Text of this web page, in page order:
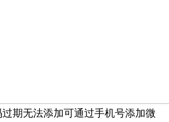
过期无法添加可通过手机号添加微